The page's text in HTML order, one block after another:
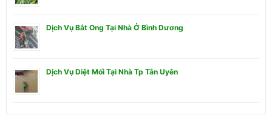
Dịch Vụ Bắt Ong Tại Nhà Ở Bình Dương
Dịch Vụ Diệt Mối Tại Nhà Tp Tân Uyên